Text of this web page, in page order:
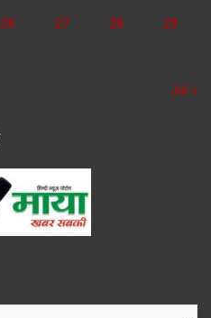
26 27 28 29
Jul »